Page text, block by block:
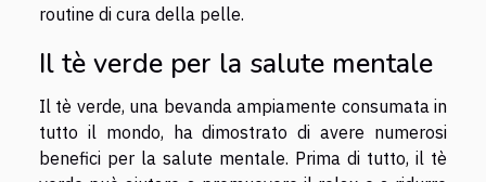
routine di cura della pelle.
Il tè verde per la salute mentale
Il tè verde, una bevanda ampiamente consumata in
tutto il mondo, ha dimostrato di avere numerosi
benefici per la salute mentale. Prima di tutto, il tè